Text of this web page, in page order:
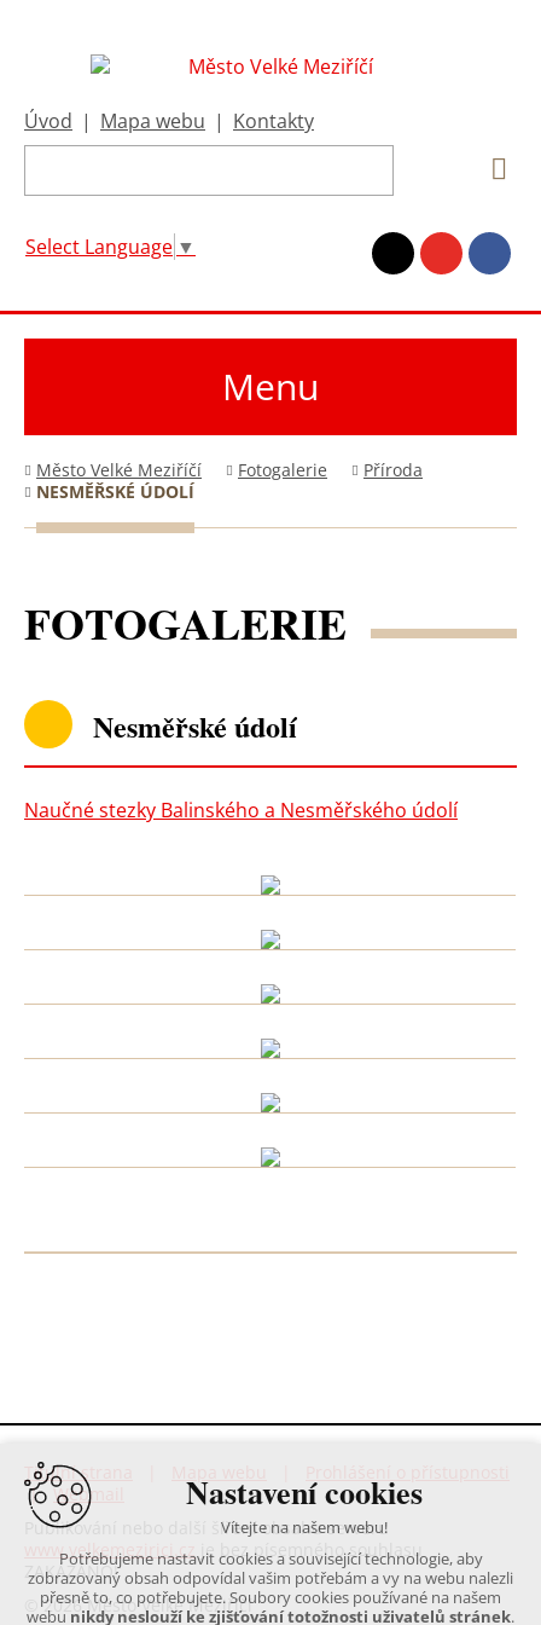
Úvod | Mapa webu | Kontakty
Select Language ▼
Menu
Město Velké Meziříčí Fotogalerie
Příroda
NESMĚŘSKÉ ÚDOLÍ
FOTOGALERIE
Nesměřské údolí
Naučné stezky Balinského a Nesměřského údolí
Titulní strana
|Webmail
Publikování nebo další šíření obsahu serveru
www.velkemezirici.cz
je bez písemného souhlasu
ZAKÁZÁNO!
© 2026 Město Velké Meziříčí
Nastavení cookies
Vítejte na našem webu!
Potřebujeme nastavit cookies a související technologie, aby
zobrazovaný obsah odpovídal vašim potřebám a vy na webu nalezli
přesně to, co potřebujete. Soubory cookies používané na našem
webu nikdy neslouží ke zjišťování totožnosti uživatelů stránek.